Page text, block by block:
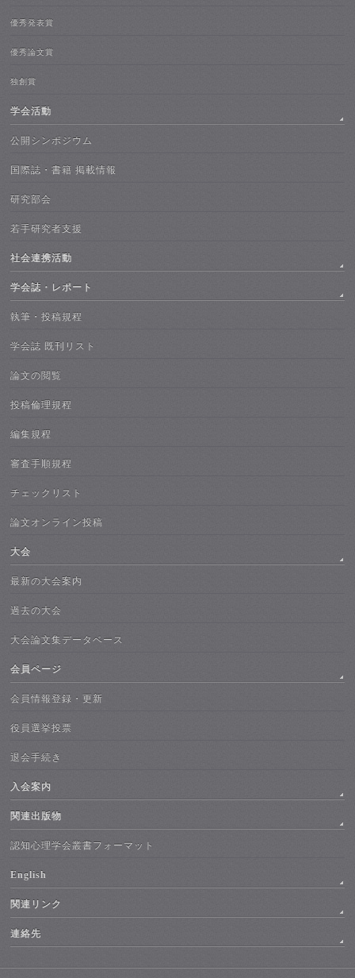
優秀発表賞
優秀論文賞
独創賞
学会活動
公開シンポジウム
国際誌・書籍 掲載情報
研究部会
若手研究者支援
社会連携活動
学会誌・レポート
執筆・投稿規程
学会誌 既刊リスト
論文の閲覧
投稿倫理規程
編集規程
審査手順規程
チェックリスト
論文オンライン投稿
大会
最新の大会案内
過去の大会
大会論文集データベース
会員ページ
会員情報登録・更新
役員選挙投票
退会手続き
入会案内
関連出版物
認知心理学会叢書フォーマット
English
関連リンク
連絡先